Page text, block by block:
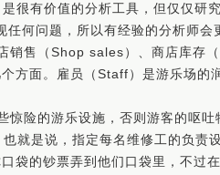
很有价值的分析工具，但仅仅研
何问题，所以有经验的分析师会
售（Shop sales）、商店库存
方面。雇员（Staff）是游乐场的
险的游乐设施，否则游客的呕吐
就是说，指定每名维修工的负责
袋的钞票弄到他们口袋里，不过